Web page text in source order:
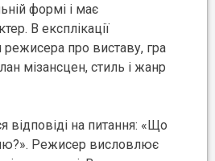
формі і має
В експлікації
про виставу, гра
мізансцен, стиль і жанр
відповіді на питання: «Що
Режисер висловлює